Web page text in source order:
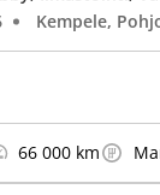
Kempele,
66 000 km